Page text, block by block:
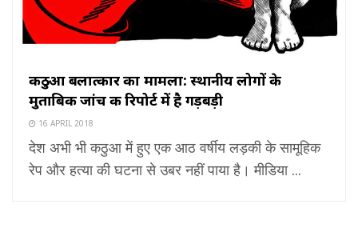
कठुआ बलात्कार का मामला: स्थानीय लोगों के
मुताबिक जांच की रिपोर्ट में है गड़बड़ी
16 APRIL 2018
देश अभी भी कठुआ में हुए एक आठ वर्षीय लड़की के सामूहिक
रेप और हत्या की घटना से उबर नहीं पाया है। मीडिया ...